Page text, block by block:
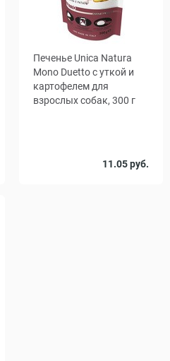
Печенье Unica Natura
Mono Duetto с уткой и
картофелем для
взрослых собак, 300 г
11.05 руб.